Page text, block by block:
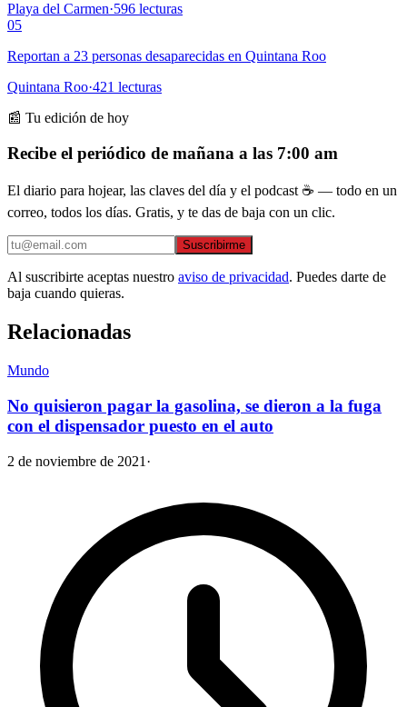
Playa del Carmen·596 lecturas
05
Reportan a 23 personas desaparecidas en Quintana Roo
Quintana Roo·421 lecturas
📰 Tu edición de hoy
Recibe el periódico de mañana a las 7:00 am
El diario para hojear, las claves del día y el podcast ☕ — todo en un
correo, todos los días. Gratis, y te das de baja con un clic.
Suscribirme
Al suscribirte aceptas nuestro aviso de privacidad. Puedes darte de
baja cuando quieras.
Relacionadas
Mundo
No quisieron pagar la gasolina, se dieron a la fuga
con el dispensador puesto en el auto
2 de noviembre de 2021 ·